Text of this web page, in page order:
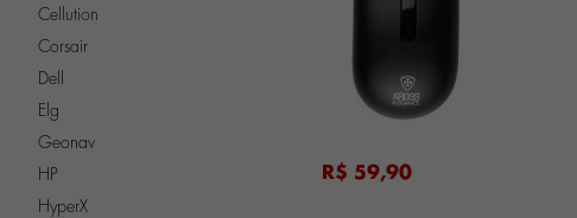
Cellution
Corsair
Dell
Elg
Geonav
HP
HyperX
R$ 59,90